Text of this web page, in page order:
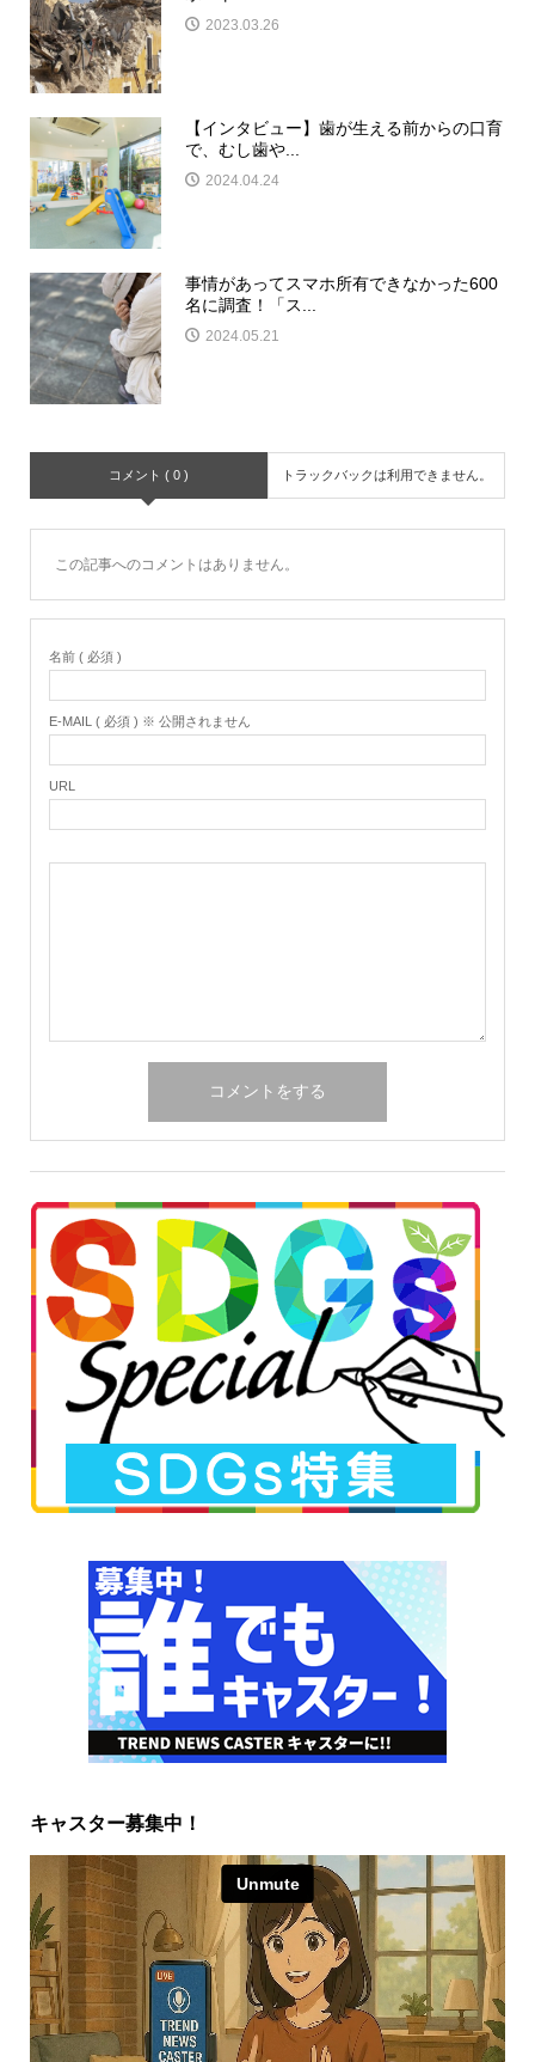
2023.03.26
【インタビュー】歯が生える前からの口育
で、むし歯や...
2024.04.24
事情があってスマホ所有できなかった600
名に調査！「ス...
2024.05.21
コメント ( 0 ) トラックバックは利用できません。
この記事へのコメントはありません。
名前 ( 必須 )
E-MAIL ( 必須 ) ※ 公開されません
URL
キャスター募集中！